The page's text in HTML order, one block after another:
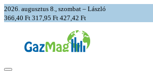
2026. augusztus 8., szombat – László
366,40 Ft 317,95 Ft 427,42 Ft